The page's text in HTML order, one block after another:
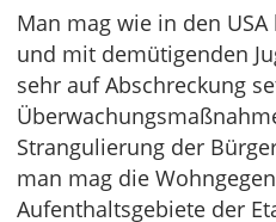
Man mag wie in den
und mit demütigenden
sehr auf Abschreckung
Strangulierung der
man mag die
Aufenthaltsgebiete der